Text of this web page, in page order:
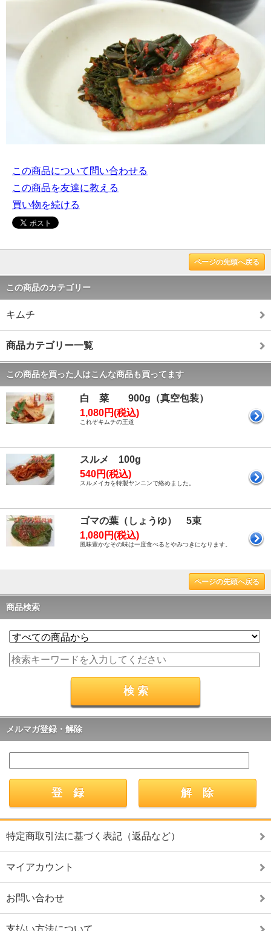
この商品について問い合わせる
この商品を友達に教える
買い物を続ける
ページの先頭へ戻る
この商品のカテゴリー
キムチ
商品カテゴリー一覧
この商品を買った人はこんな商品も買ってます
白 菜 900g（真空包装）
1,080円(税込)
これぞキムチの王道
スルメ 100g
540円(税込)
スルメイカを特製ヤンニンで絡めました。
ゴマの葉（しょうゆ） 5束
1,080円(税込)
風味豊かなその味は一度食べるとやみつきになります。
ページの先頭へ戻る
商品検索
メルマガ登録・解除
特定商取引法に基づく表記（返品など）
マイアカウント
お問い合わせ
支払い方法について